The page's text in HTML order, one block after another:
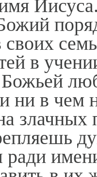
в
Божьей
ни в чем
злачных
ради